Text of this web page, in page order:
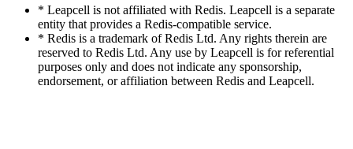
* Leapcell is not affiliated with Redis. Leapcell is a separate
entity that provides a Redis-compatible service.
* Redis is a trademark of Redis Ltd. Any rights therein are
reserved to Redis Ltd. Any use by Leapcell is for referential
purposes only and does not indicate any sponsorship,
endorsement, or affiliation between Redis and Leapcell.